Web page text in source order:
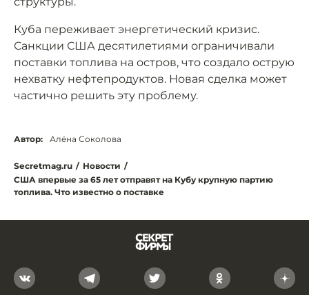
Куба переживает энергетический кризис.
Санкции США десятилетиями ограничивали
поставки топлива на остров, что создало острую
нехватку нефтепродуктов. Новая сделка может
частично решить эту проблему.
Автор: Алёна Соколова
Secretmag.ru / Новости /
США впервые за 65 лет отправят на Кубу крупную партию
топлива. Что известно о поставке